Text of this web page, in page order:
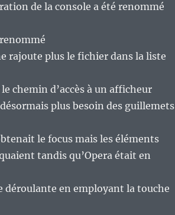
de la console a été renommé
rajoute plus le fichier dans la liste
chemin d’accès à un afficheur
plus besoin des guillemets
le focus mais les éléments
tandis qu’Opera était en
déroulante en employant la touche